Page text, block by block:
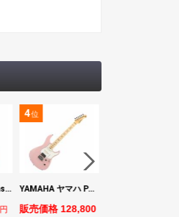
Fender Stratocaster Cutting Board カッティングボード（まな板）
円
4位
YAMAHA ヤマハ PACS+12M ASP Pacifica Standard Plus パシフィカスタンダードプラス エレキギター
販売価格 128,800